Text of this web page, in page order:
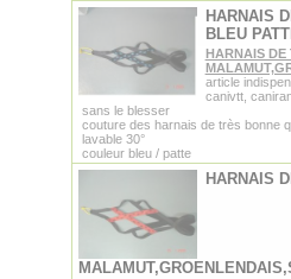
HARNAIS
BLEU
HARNAIS
article
canivtt,
sans le blesser
couture des harnais de très bonne
lavable 30°
couleur bleu / patte
HARNAIS